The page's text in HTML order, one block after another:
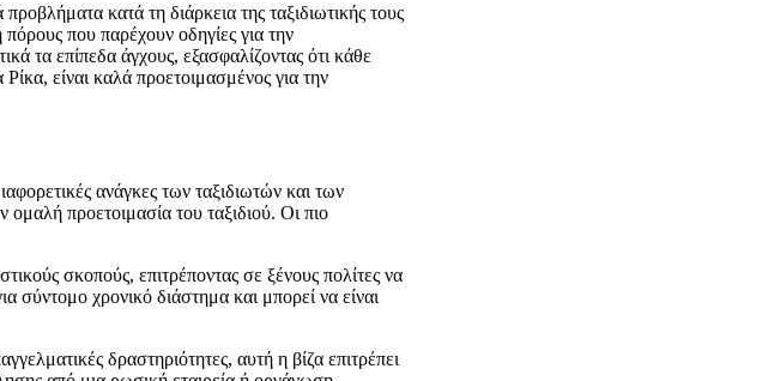
κατά τη διάρκεια της ταξιδιωτικής τους
πόρους που παρέχουν οδηγίες για την
τα επίπεδα άγχους, εξασφαλίζοντας ότι κάθε
είναι καλά προετοιμασμένος για την
ανάγκες των ταξιδιωτών και των
προετοιμασία του ταξιδιού. Οι πιο
σκοπούς, επιτρέποντας σε ξένους πολίτες να
σύντομο χρονικό διάστημα και μπορεί να είναι
δραστηριότητες, αυτή η βίζα επιτρέπει